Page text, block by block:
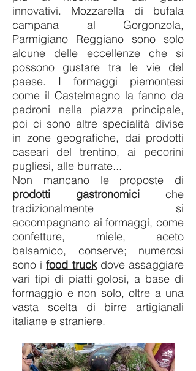
innovativi. Mozzarella di bufala
campana al Gorgonzola,
Parmigiano Reggiano sono solo
alcune delle eccellenze che si
possono gustare tra le vie del
paese. I formaggi piemontesi
come il Castelmagno la fanno da
padroni nella piazza principale,
poi ci sono altre specialità divise
in zone geografiche, dai prodotti
caseari del trentino, ai pecorini
pugliesi, alle burrate...
Non mancano le proposte di
prodotti gastronomici che
tradizionalmente si
accompagnano ai formaggi, come
confetture, miele, aceto
balsamico, conserve; numerosi
sono ifood truckdove assaggiare
vari tipi di piatti golosi, a base di
formaggio e non solo, oltre a una
vasta scelta di birre artigianali
italiane e straniere.